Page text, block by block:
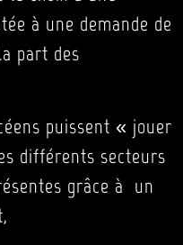
à une demande de
part des
puissent « jouer
différents secteurs
grâce à un